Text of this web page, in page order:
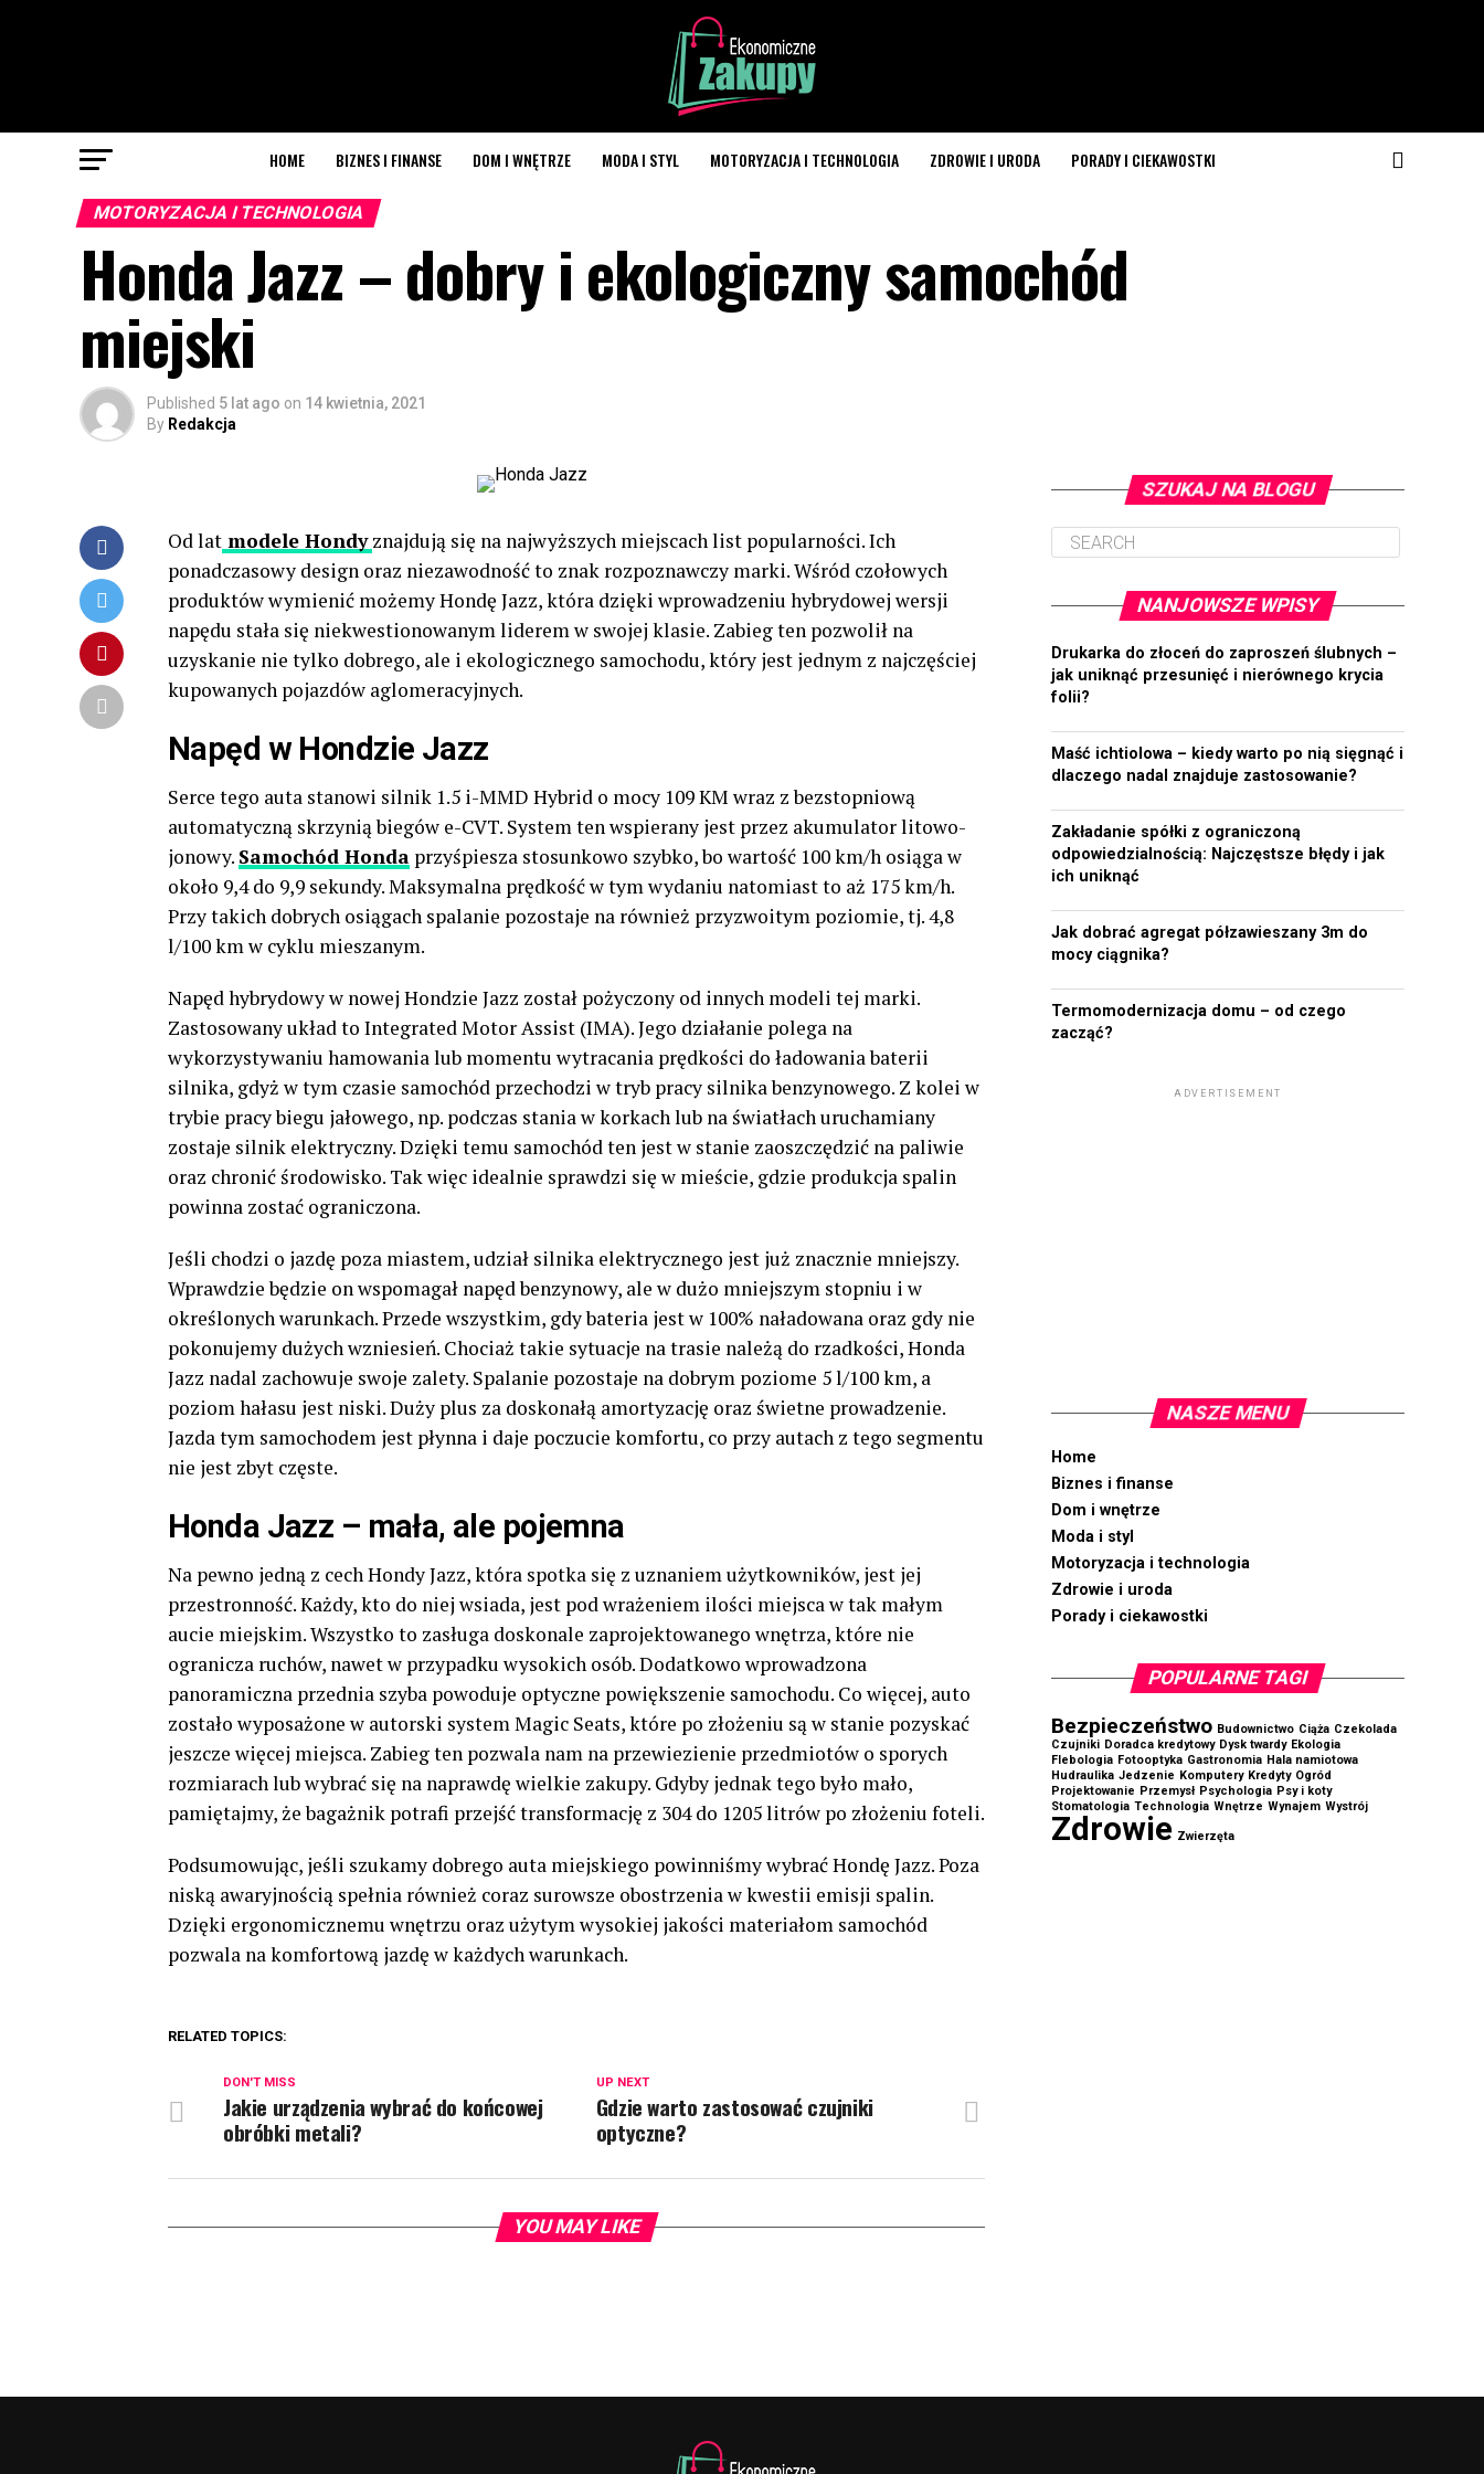
HOME BIZNES I FINANSE DOM I WNĘTRZE MODA I STYL MOTORYZACJA I TECHNOLOGIA ZDROWIE I URODA PORADY I CIEKAWOSTKI
MOTORYZACJA I TECHNOLOGIA
Honda Jazz – dobry i ekologiczny samochód
miejski
Published 5 lat ago on 14 kwietnia, 2021
By Redakcja
Od lat modele Hondy znajdują się na najwyższych miejscach list popularności. Ich
ponadczasowy design oraz niezawodność to znak rozpoznawczy marki. Wśród czołowych
produktów wymienić możemy Hondę Jazz, która dzięki wprowadzeniu hybrydowej wersji
napędu stała się niekwestionowanym liderem w swojej klasie. Zabieg ten pozwolił na
uzyskanie nie tylko dobrego, ale i ekologicznego samochodu, który jest jednym z najczęściej
kupowanych pojazdów aglomeracyjnych.
Napęd w Hondzie Jazz
Serce tego auta stanowi silnik 1.5 i-MMD Hybrid o mocy 109 KM wraz z bezstopniową
automatyczną skrzynią biegów e-CVT. System ten wspierany jest przez akumulator litowo-
jonowy. Samochód Honda przyśpiesza stosunkowo szybko, bo wartość 100 km/h osiąga w
około 9,4 do 9,9 sekundy. Maksymalna prędkość w tym wydaniu natomiast to aż 175 km/h.
Przy takich dobrych osiągach spalanie pozostaje na również przyzwoitym poziomie, tj. 4,8
l/100 km w cyklu mieszanym.
Napęd hybrydowy w nowej Hondzie Jazz został pożyczony od innych modeli tej marki.
Zastosowany układ to Integrated Motor Assist (IMA). Jego działanie polega na
wykorzystywaniu hamowania lub momentu wytracania prędkości do ładowania baterii
silnika, gdyż w tym czasie samochód przechodzi w tryb pracy silnika benzynowego. Z kolei w
trybie pracy biegu jałowego, np. podczas stania w korkach lub na światłach uruchamiany
zostaje silnik elektryczny. Dzięki temu samochód ten jest w stanie zaoszczędzić na paliwie
oraz chronić środowisko. Tak więc idealnie sprawdzi się w mieście, gdzie produkcja spalin
powinna zostać ograniczona.
Jeśli chodzi o jazdę poza miastem, udział silnika elektrycznego jest już znacznie mniejszy.
Wprawdzie będzie on wspomagał napęd benzynowy, ale w dużo mniejszym stopniu i w
określonych warunkach. Przede wszystkim, gdy bateria jest w 100% naładowana oraz gdy nie
pokonujemy dużych wzniesień. Chociaż takie sytuacje na trasie należą do rzadkości, Honda
Jazz nadal zachowuje swoje zalety. Spalanie pozostaje na dobrym poziome 5 l/100 km, a
poziom hałasu jest niski. Duży plus za doskonałą amortyzację oraz świetne prowadzenie.
Jazda tym samochodem jest płynna i daje poczucie komfortu, co przy autach z tego segmentu
nie jest zbyt częste.
Honda Jazz – mała, ale pojemna
Na pewno jedną z cech Hondy Jazz, która spotka się z uznaniem użytkowników, jest jej
przestronność. Każdy, kto do niej wsiada, jest pod wrażeniem ilości miejsca w tak małym
aucie miejskim. Wszystko to zasługa doskonale zaprojektowanego wnętrza, które nie
ogranicza ruchów, nawet w przypadku wysokich osób. Dodatkowo wprowadzona
panoramiczna przednia szyba powoduje optyczne powiększenie samochodu. Co więcej, auto
zostało wyposażone w autorski system Magic Seats, które po złożeniu są w stanie pozyskać
jeszcze więcej miejsca. Zabieg ten pozwala nam na przewiezienie przedmiotów o sporych
rozmiarach lub wybrać się na naprawdę wielkie zakupy. Gdyby jednak tego było mało,
pamiętajmy, że bagażnik potrafi przejść transformację z 304 do 1205 litrów po złożeniu foteli.
Podsumowując, jeśli szukamy dobrego auta miejskiego powinniśmy wybrać Hondę Jazz. Poza
niską awaryjnością spełnia również coraz surowsze obostrzenia w kwestii emisji spalin.
Dzięki ergonomicznemu wnętrzu oraz użytym wysokiej jakości materiałom samochód
pozwala na komfortową jazdę w każdych warunkach.
RELATED TOPICS:
UP NEXT
Gdzie warto zastosować czujniki
optyczne?
DON'T MISS
Jakie urządzenia wybrać do końcowej
obróbki metali?
YOU MAY LIKE
SZUKAJ NA BLOGU
NANJOWSZE WPISY
Drukarka do złoceń do zaproszeń ślubnych –
jak uniknąć przesunięć i nierównego krycia
folii?
Maść ichtiolowa – kiedy warto po nią sięgnąć i
dlaczego nadal znajduje zastosowanie?
Zakładanie spółki z ograniczoną
odpowiedzialnością: Najczęstsze błędy i jak
ich uniknąć
Jak dobrać agregat półzawieszany 3m do
mocy ciągnika?
Termomodernizacja domu – od czego
zacząć?
ADVERTISEMENT
NASZE MENU
Home
Biznes i finanse
Dom i wnętrze
Moda i styl
Motoryzacja i technologia
Zdrowie i uroda
Porady i ciekawostki
POPULARNE TAGI
Bezpieczeństwo Budownictwo Ciąża Czekolada
Czujniki Doradca kredytowy Dysk twardy Ekologia
Flebologia Fotooptyka Gastronomia Hala namiotowa
Hudraulika Jedzenie Komputery Kredyty Ogród
Projektowanie Przemysł Psychologia Psy i koty
Stomatologia Technologia Wnętrze Wynajem Wystrój
Zdrowie Zwierzęta